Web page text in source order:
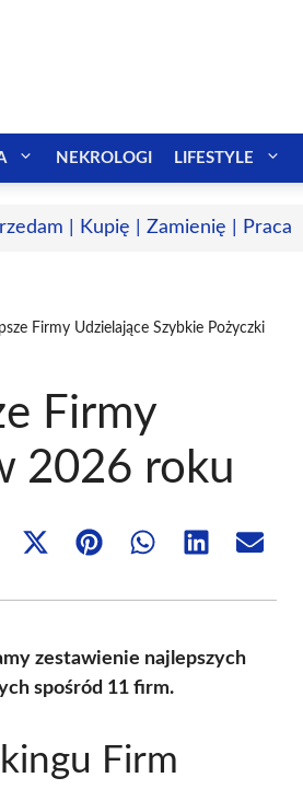
NEKROLOGI LIFESTYLE
| Kupię | Zamienię | Praca
Firmy Udzielające Szybkie Pożyczki
Firmy
2026 roku
Share
(Twitter)
Share Share Share Share
zestawienie najlepszych
spośród 11 firm.
Firm